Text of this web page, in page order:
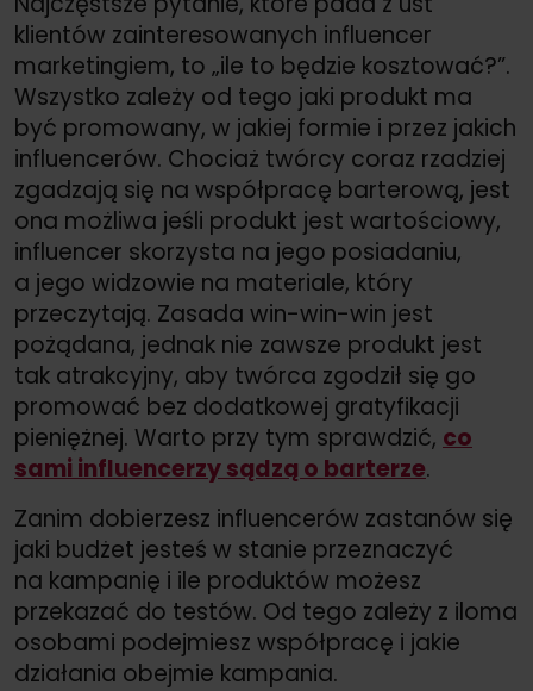
klientów zainteresowanych influencer
marketingiem, to „ile to będzie kosztować?”.
Wszystko zależy od tego jaki produkt ma
być promowany, w jakiej formie i przez jakich
influencerów. Chociaż twórcy coraz rzadziej
zgadzają się na współpracę barterową, jest
ona możliwa jeśli produkt jest wartościowy,
influencer skorzysta na jego posiadaniu,
a jego widzowie na materiale, który
przeczytają. Zasada win-win-win jest
pożądana, jednak nie zawsze produkt jest
tak atrakcyjny, aby twórca zgodził się go
promować bez dodatkowej gratyfikacji
pieniężnej. Warto przy tym sprawdzić, co
sami influencerzy sądzą o barterze.
Zanim dobierzesz influencerów zastanów się
jaki budżet jesteś w stanie przeznaczyć
na kampanię i ile produktów możesz
przekazać do testów. Od tego zależy z iloma
osobami podejmiesz współpracę i jakie
działania obejmie kampania.